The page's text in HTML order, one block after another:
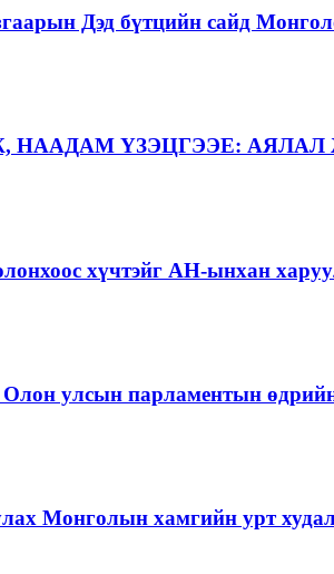
Дэд бүтцийн сайд
НААДАМ ҮЗЭЦГЭЭЕ:
хүчтэйг АН-ынхан
улсын парламентын өдрийн
Монголын хамгийн урт